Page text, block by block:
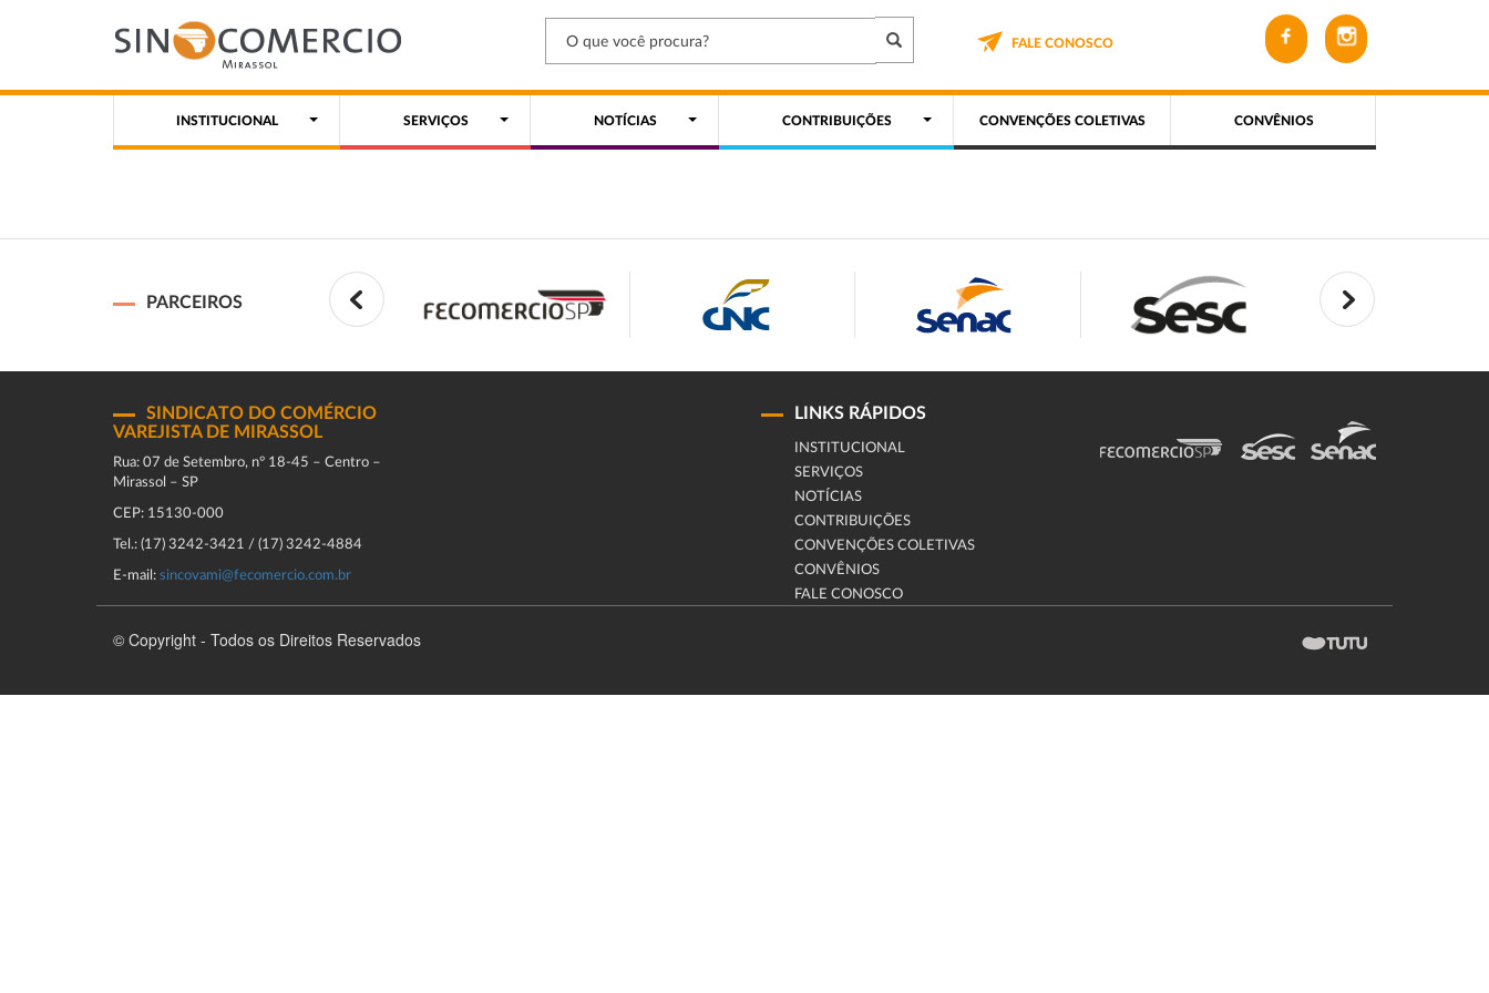
FALE CONOSCO
INSTITUCIONAL SERVIÇOS NOTÍCIAS CONTRIBUIÇÕES CONVENÇÕES COLETIVAS CONVÊNIOS
PARCEIROS
SINDICATO DO COMÉRCIO
VAREJISTA DE MIRASSOL
Rua: 07 de Setembro, n° 18-45 – Centro –
Mirassol – SP
CEP: 15130-000
Tel.: (17) 3242-3421 / (17) 3242-4884
E-mail: sincovami@fecomercio.com.br
LINKS RÁPIDOS
INSTITUCIONAL
SERVIÇOS
NOTÍCIAS
CONTRIBUIÇÕES
CONVENÇÕES COLETIVAS
CONVÊNIOS
FALE CONOSCO
© Copyright - Todos os Direitos Reservados